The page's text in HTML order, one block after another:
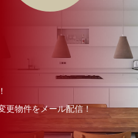
更物件をメール配信！